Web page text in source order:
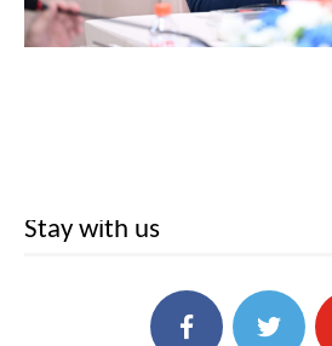
Stay with us